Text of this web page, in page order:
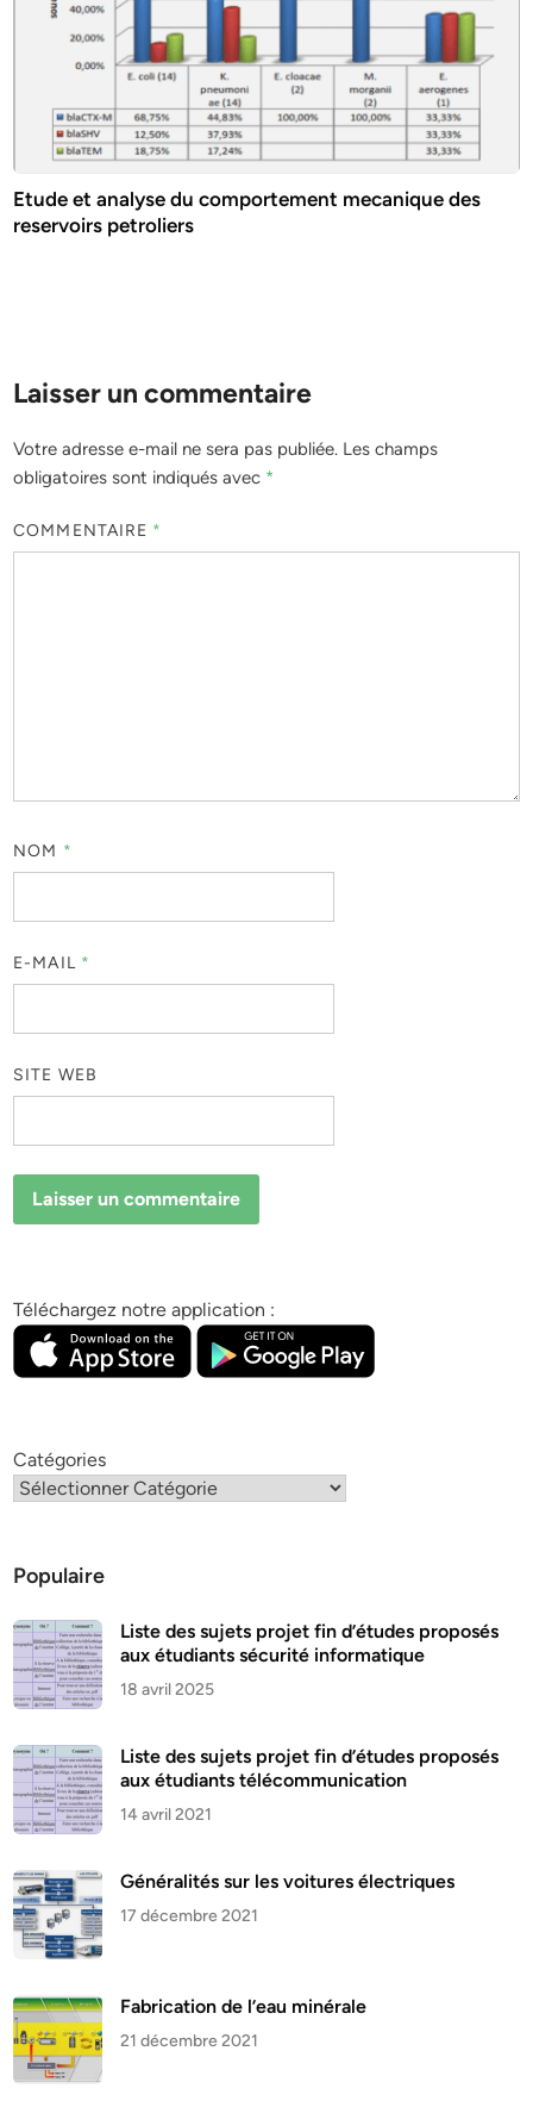
Etude et analyse du comportement mecanique des
reservoirs petroliers
Laisser un commentaire
Votre adresse e-mail ne sera pas publiée. Les champs
obligatoires sont indiqués avec *
COMMENTAIRE *
NOM *
E-MAIL *
SITE WEB
Téléchargez notre application :
Catégories
Populaire
Liste des sujets projet fin d’études proposés
aux étudiants sécurité informatique
18 avril 2025
Liste des sujets projet fin d’études proposés
aux étudiants télécommunication
14 avril 2021
Généralités sur les voitures électriques
17 décembre 2021
Fabrication de l’eau minérale
21 décembre 2021